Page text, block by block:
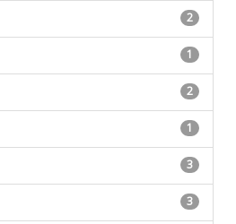
2
1
2
1
3
3